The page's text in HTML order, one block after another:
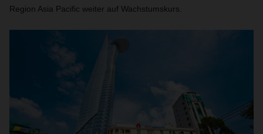
Region Asia Pacific weiter auf Wachstumskurs.